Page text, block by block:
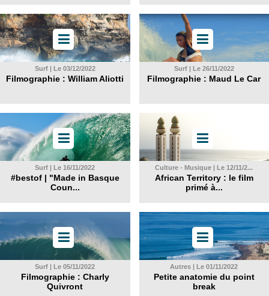
Surf | Le 03/12/2022
Filmographie : William Aliotti
Surf | Le 26/11/2022
Filmographie : Maud Le Car
Surf | Le 16/11/2022
#bestof | "Made in Basque
Coun...
Culture - Musique | Le 12/11/2...
African Territory : le film
primé à...
Surf | Le 05/11/2022
Filmographie : Charly
Quivront
Autres | Le 01/11/2022
Petite anatomie du point
break